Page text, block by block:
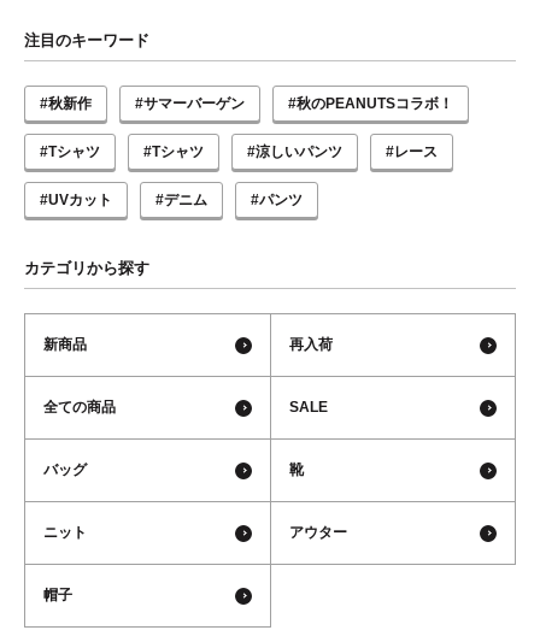
注目のキーワード
#秋新作 #サマーバーゲン #秋のPEANUTSコラボ！
#Tシャツ #Tシャツ #涼しいパンツ #レース
#UVカット #デニム #パンツ
カテゴリから探す
新商品 再入荷
全ての商品 SALE
バッグ 靴
ニット アウター
帽子